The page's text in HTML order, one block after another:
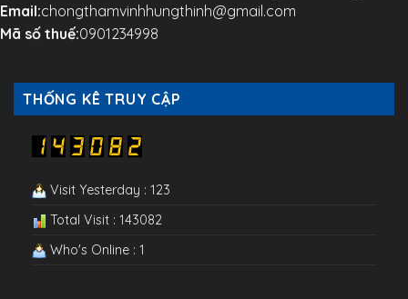
Email:chongthamvinhhungthinh@gmail.com
Mã số thuế:0901234998
THỐNG KÊ TRUY CẬP
Visit Yesterday : 123
Total Visit : 143082
Who's Online : 1